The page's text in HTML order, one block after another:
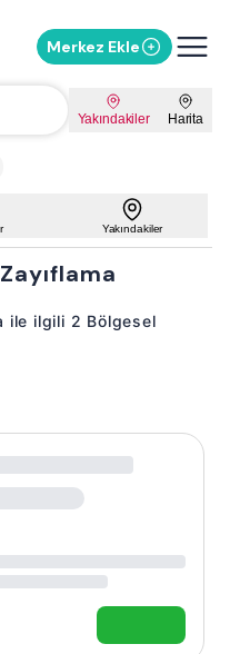
Merkez Ekle
Yakındakiler Harita
Yakındakiler
ile ilgili 2 Bölgesel